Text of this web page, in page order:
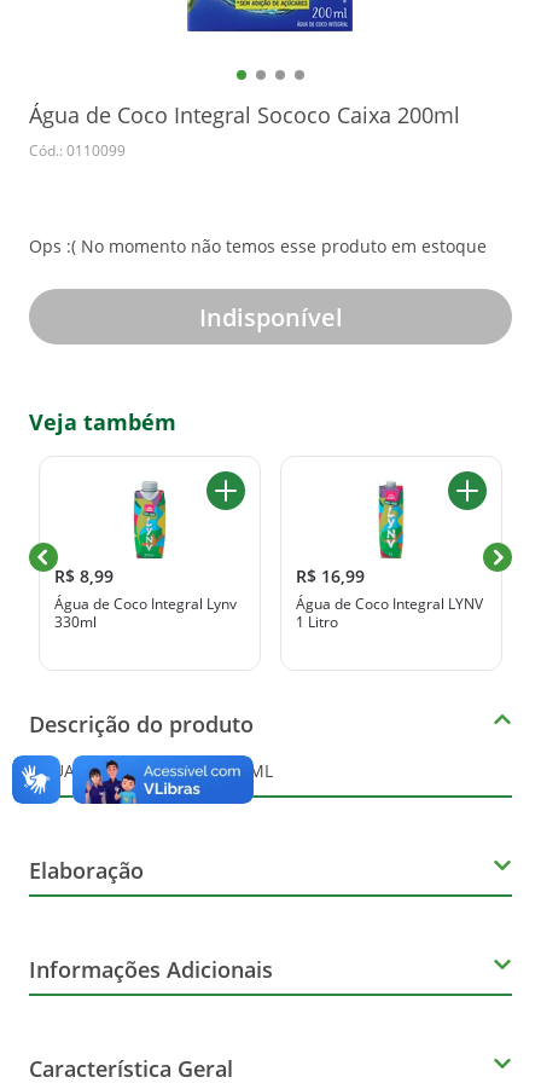
Água de Coco Integral Sococo Caixa 200ml
Cód.: 0110099
Ops :( No momento não temos esse produto em estoque
Indisponível
Veja também
R$ 8,99
Água de Coco Integral Lynv
330ml
R$ 16,99
Água de Coco Integral LYNV
1 Litro
Descrição do produto
AGUA COC SOCOCO TP 200ML
Elaboração
200ml
Informações Adicionais
Não Contém
Característica Geral